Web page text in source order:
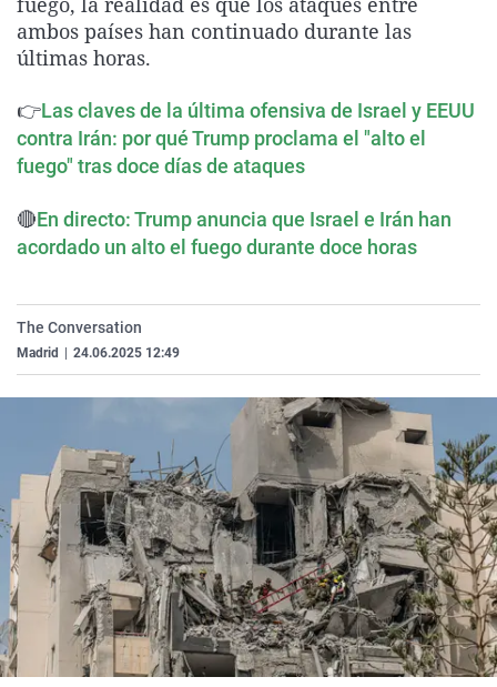
La rosa de los vientos
Caso
Operación Viuda
Extremadura
Navarra
Virales
ambos países han continuado durante las
últimas horas.
👉Las claves de la última ofensiva de Israel y EEUU
contra Irán: por qué Trump proclama el "alto el
fuego" tras doce días de ataques
🔴En directo: Trump anuncia que Israel e Irán han
acordado un alto el fuego durante doce horas
The Conversation
Madrid 24.06.2025 12:49